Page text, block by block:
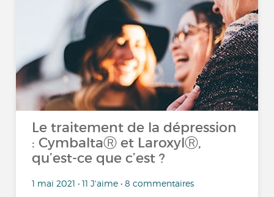
Le traitement de la dépression
: CymbaltaⓇ et LaroxylⓇ,
qu’est-ce que c’est ?
1 mai 2021 • 11 J'aime • 8 commentaires